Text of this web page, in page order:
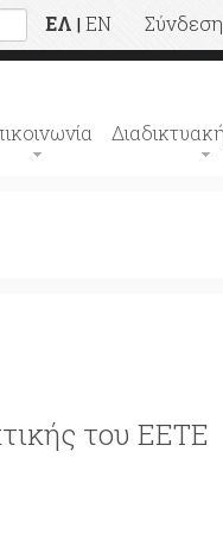
ΕΛ | EN Σύνδεση
του ΕΕΤΕ